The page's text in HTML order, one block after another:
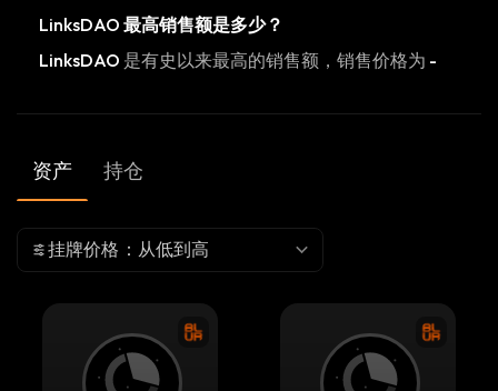
LinksDAO 最高销售额是多少？
LinksDAO 是有史以来最高的销售额，销售价格为 -
资产 持仓
挂牌价格：从低到高